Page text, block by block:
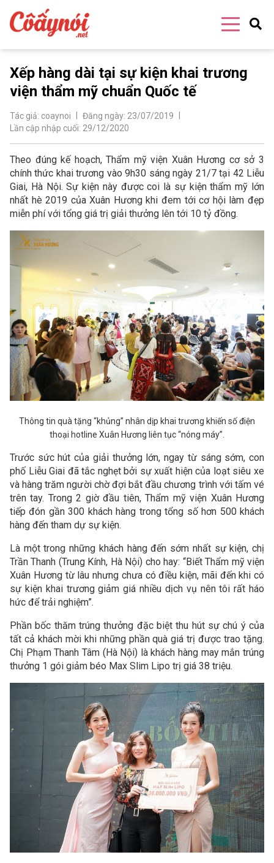
Xếp hàng dài tại sự kiện khai trương
viện thẩm mỹ chuẩn Quốc tế
Tác giả: coaynoi Đăng ngày: 23/07/2019
Lần cập nhập cuối: 29/12/2020
Theo đúng kế hoạch, Thẩm mỹ viện Xuân Hương cơ sở 3
chính thức khai trương vào 9h30 sáng ngày 21/7 tại 42 Liễu
Giai, Hà Nội. Sự kiện này được coi là sự kiện thẩm mỹ lớn
nhất hè 2019 của Xuân Hương khi đem tới cơ hội làm đẹp
miễn phí với tổng giá trị giải thưởng lên tới 10 tỷ đồng.
Thông tin quà tặng “khủng” nhân dịp khai trương khiến số điện
thoại hotline Xuân Hương liên tục “nóng máy”.
Trước sức hút của giải thưởng lớn, ngay từ sáng sớm, con
phố Liễu Giai đã tắc nghẹt bởi sự xuất hiện của loạt siêu xe
và hàng trăm người chờ đợi bắt đầu chương trình với tấm vé
trên tay. Trong 2 giờ đầu tiên, Thẩm mỹ viện Xuân Hương
tiếp đón gần 300 khách hàng trong tổng số hơn 500 khách
hàng đến tham dự sự kiện.
Là một trong những khách hàng đến sớm nhất sự kiện, chị
Trần Thanh (Trung Kính, Hà Nội) cho hay: “Biết Thẩm mỹ viện
Xuân Hương từ lâu nhưng chưa có điều kiện, mãi đến khi có
sự kiện khai trương giảm giá nhiều dịch vụ nên tôi rất háo
hức để trải nghiệm”.
Phần bốc thăm trúng thưởng đặc biệt thu hút sự chú ý của
tất cả khách mời khi những phần quà giá trị được trao tặng.
Chị Phạm Thanh Tâm (Hà Nội) là khách hàng may mắn trúng
thưởng 1 gói giảm béo Max Slim Lipo trị giá 38 triệu.